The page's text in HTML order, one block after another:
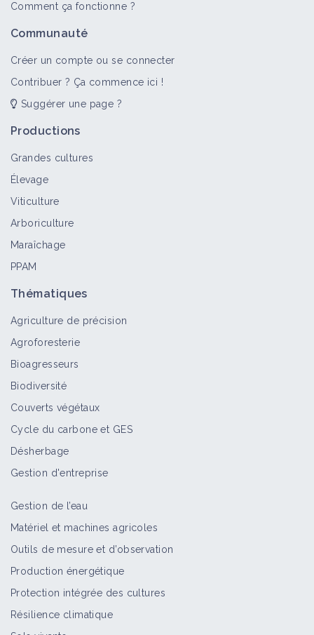
Comment ça fonctionne ?
Communauté
Créer un compte ou se connecter
Contribuer ? Ça commence ici !
Suggérer une page ?
Productions
Grandes cultures
Élevage
Viticulture
Arboriculture
Maraîchage
PPAM
Thématiques
Agriculture de précision
Agroforesterie
Bioagresseurs
Biodiversité
Couverts végétaux
Cycle du carbone et GES
Désherbage
Gestion d'entreprise
Gestion de l’eau
Matériel et machines agricoles
Outils de mesure et d’observation
Production énergétique
Protection intégrée des cultures
Résilience climatique